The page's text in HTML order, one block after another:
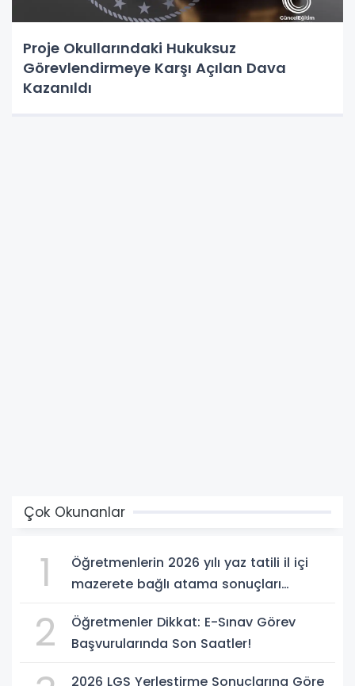
Proje Okullarındaki Hukuksuz
Görevlendirmeye Karşı Açılan Dava
Kazanıldı
Çok Okunanlar
1
Öğretmenlerin 2026 yılı yaz tatili il içi
mazerete bağlı atama sonuçları
2
Öğretmenler Dikkat: E-Sınav Görev
Başvurularında Son Saatler!
2026 LGS Yerleştirme Sonuçlarına Göre